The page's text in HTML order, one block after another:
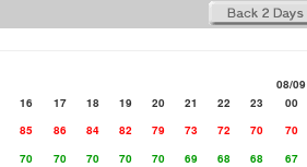
08/09
16 17 18 19 20 21 22 23 00
85 86 84 82 79 73 72 70 70
70 70 70 70 70 69 68 68 67